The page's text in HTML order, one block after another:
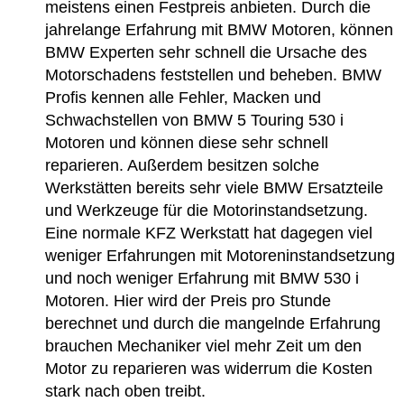
meistens einen Festpreis anbieten. Durch die
jahrelange Erfahrung mit BMW Motoren, können
BMW Experten sehr schnell die Ursache des
Motorschadens feststellen und beheben. BMW
Profis kennen alle Fehler, Macken und
Schwachstellen von BMW 5 Touring 530 i
Motoren und können diese sehr schnell
reparieren. Außerdem besitzen solche
Werkstätten bereits sehr viele BMW Ersatzteile
und Werkzeuge für die Motorinstandsetzung.
Eine normale KFZ Werkstatt hat dagegen viel
weniger Erfahrungen mit Motoreninstandsetzung
und noch weniger Erfahrung mit BMW 530 i
Motoren. Hier wird der Preis pro Stunde
berechnet und durch die mangelnde Erfahrung
brauchen Mechaniker viel mehr Zeit um den
Motor zu reparieren was widerrum die Kosten
stark nach oben treibt.